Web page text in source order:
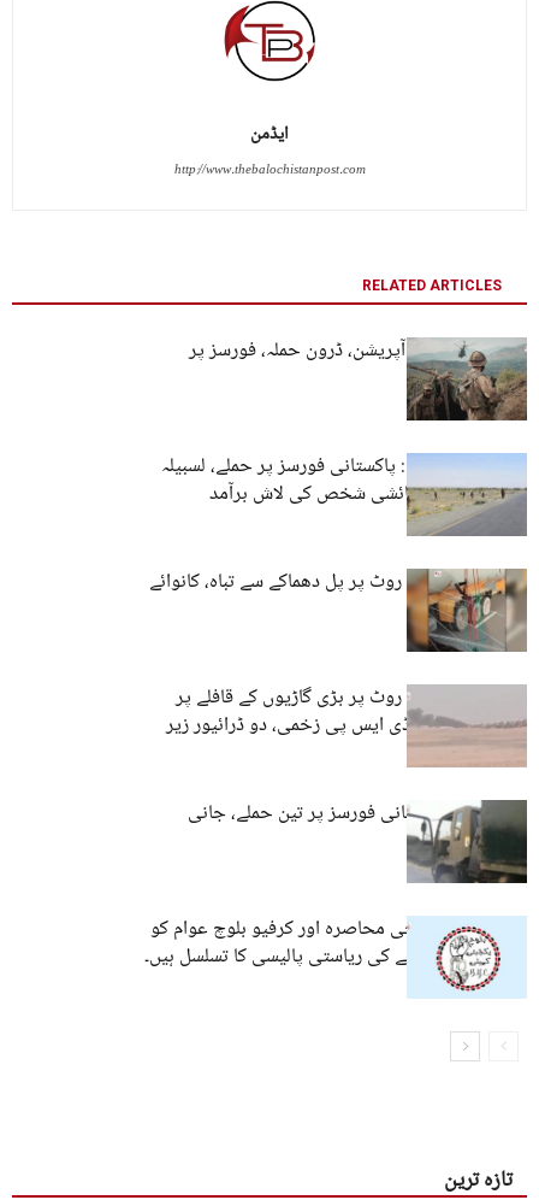
ایڈمن
http://www.thebalochistanpost.com
RELATED ARTICLES
مستونگ: فوجی آپریشن، ڈرون حملہ، فورسز پر
دھماکہ
نوشکی، دالبندین: پاکستانی فورسز پر حملے، لسبیلہ
سے پنجاب کے رہائشی شخص کی لاش برآمد
دالبندین: تجارتی روٹ پر پل دھماکے سے تباہ، کانوائے
پر ایک اور حملہ
دالبندین: تجارتی روٹ پر بڑی گاڑیوں کے قافلے پر
مزید تین حملے، ڈی ایس پی زخمی، دو ڈرائیور زیر
حراست
بلوچستان: پاکستانی فورسز پر تین حملے، جانی
نقصات
نوشکی میں فوجی محاصرہ اور کرفیو بلوچ عوام کو
اجتماعی سزا دینے کی ریاستی پالیسی کا تسلسل ہیں۔
بی وائی سی
تازہ ترین